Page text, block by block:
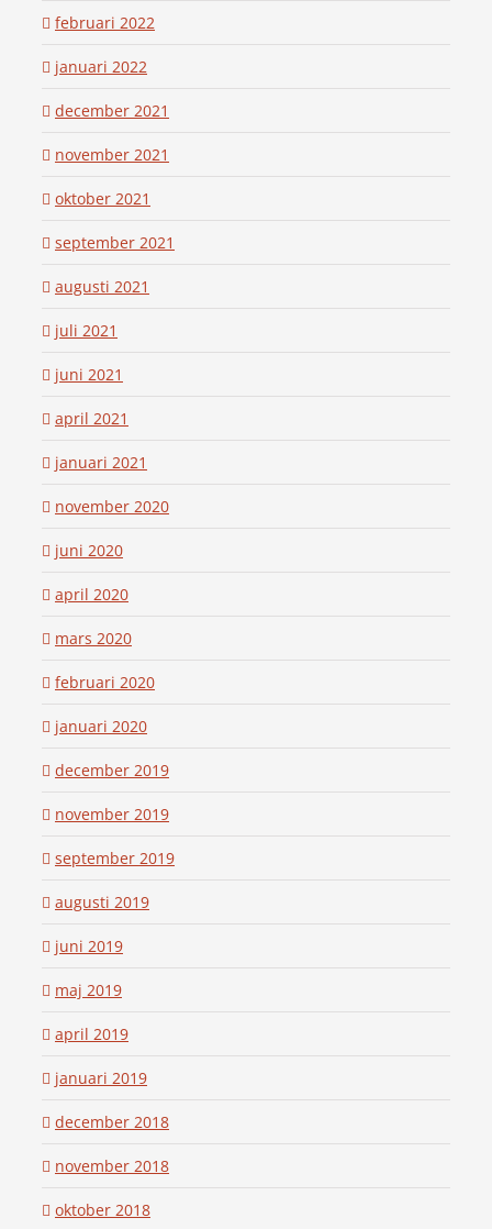
februari 2022
januari 2022
december 2021
november 2021
oktober 2021
september 2021
augusti 2021
juli 2021
juni 2021
april 2021
januari 2021
november 2020
juni 2020
april 2020
mars 2020
februari 2020
januari 2020
december 2019
november 2019
september 2019
augusti 2019
juni 2019
maj 2019
april 2019
januari 2019
december 2018
november 2018
oktober 2018